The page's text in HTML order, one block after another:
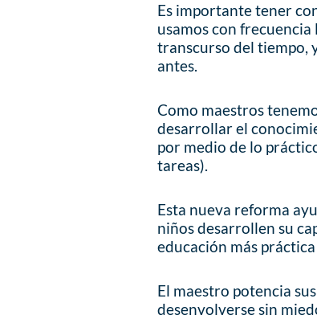
Es importante tener
usamos con
transcurso del tiempo,
antes.
Como maestros
desarrollar el
por medio de lo
tareas).
Esta nueva reforma
niños desarrollen su
educación más
El maestro potencia
desenvolverse sin